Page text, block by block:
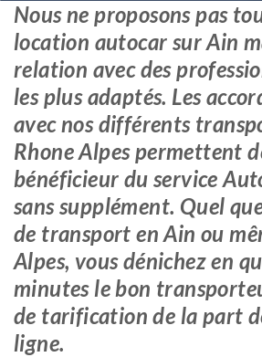
Nous ne proposons pas
location autocar sur Ain
relation avec des
les plus adaptés. Les
avec nos différents
Rhone Alpes permettent
bénéficieur du service
sans supplément. Quel
de transport en Ain ou
Alpes, vous dénichez en
minutes le bon
de tarification de la part
ligne.